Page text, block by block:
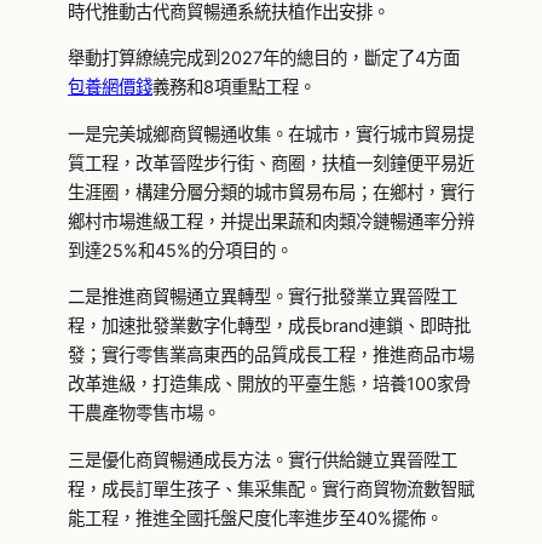
時代推動古代商貿暢通系統扶植作出安排。
舉動打算繚繞完成到2027年的總目的，斷定了4方面
包養網價錢義務和8項重點工程。
一是完美城鄉商貿暢通收集。在城市，實行城市貿易提
質工程，改革晉陞步行街、商圈，扶植一刻鐘便平易近
生涯圈，構建分層分類的城市貿易布局；在鄉村，實行
鄉村市場進級工程，并提出果蔬和肉類冷鏈暢通率分辨
到達25%和45%的分項目的。
二是推進商貿暢通立異轉型。實行批發業立異晉陞工
程，加速批發業數字化轉型，成長brand連鎖、即時批
發；實行零售業高東西的品質成長工程，推進商品市場
改革進級，打造集成、開放的平臺生態，培養100家骨
干農產物零售市場。
三是優化商貿暢通成長方法。實行供給鏈立異晉陞工
程，成長訂單生孩子、集采集配。實行商貿物流數智賦
能工程，推進全國托盤尺度化率進步至40%擺佈。